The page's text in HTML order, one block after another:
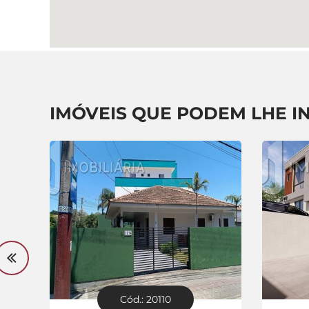
IMÓVEIS QUE PODEM LHE
Cód.: 20110